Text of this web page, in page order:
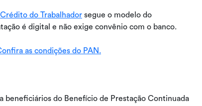
Crédito do Trabalhador segue o modelo do
é digital e não exige convênio com o banco.
as condições do PAN.
beneficiários do Benefício de Prestação Continuada